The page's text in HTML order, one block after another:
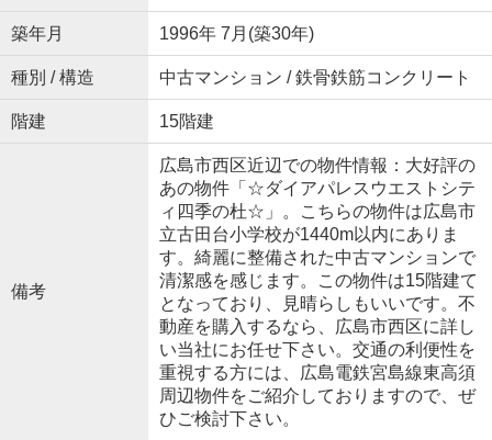
築年月 1996年 7月(築30年)
種別 / 構造 中古マンション / 鉄骨鉄筋コンクリート
階建 15階建
備考
広島市西区近辺での物件情報：大好評の
あの物件「☆ダイアパレスウエストシテ
ィ四季の杜☆」。こちらの物件は広島市
立古田台小学校が1440m以内にありま
す。綺麗に整備された中古マンションで
清潔感を感じます。この物件は15階建て
となっており、見晴らしもいいです。不
動産を購入するなら、広島市西区に詳し
い当社にお任せ下さい。交通の利便性を
重視する方には、広島電鉄宮島線東高須
周辺物件をご紹介しておりますので、ぜ
ひご検討下さい。